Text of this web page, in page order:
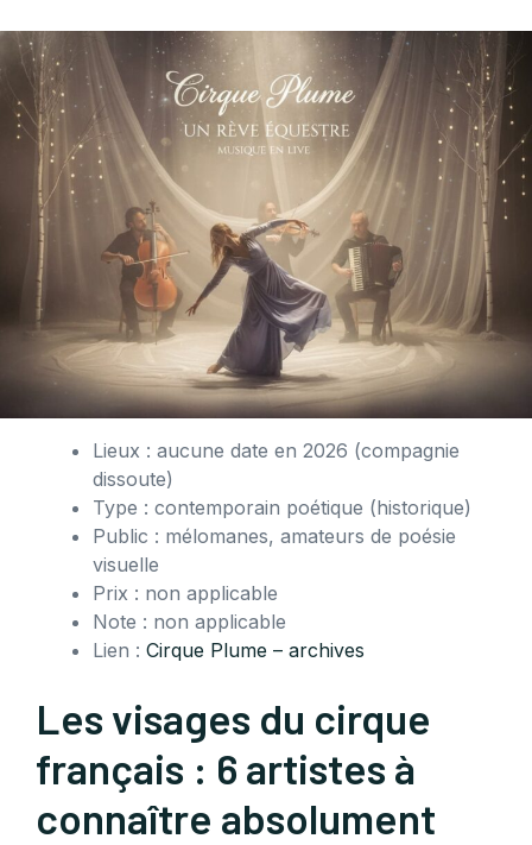
Lieux : aucune date en 2026 (compagnie
dissoute)
Type : contemporain poétique (historique)
Public : mélomanes, amateurs de poésie
visuelle
Prix : non applicable
Note : non applicable
Lien : Cirque Plume – archives
Les visages du cirque
français : 6 artistes à
connaître absolument